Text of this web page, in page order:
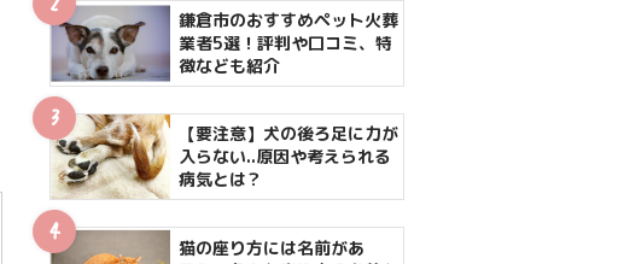
鎌倉市のおすすめペット火葬
業者5選！評判や口コミ、特
徴なども紹介
【要注意】犬の後ろ足に力が
入らない..原因や考えられる
病気とは？
猫の座り方には名前があ